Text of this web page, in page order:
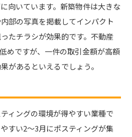
向いています。新築物件は大きな
部の写真を掲載してインパクト
たチラシが効果的です。不動産
めですが、一件の取引金額が高額
があるといえるでしょう。
ィングの環境が得やすい業種で
すい2〜3月にポスティングが集